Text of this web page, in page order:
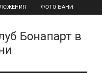
ФОТО БАНИ
Бонапарт в